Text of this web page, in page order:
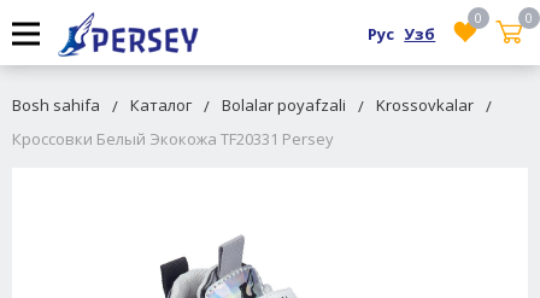
0
0
Рус Узб
Bosh sahifa Каталог Bolalar poyafzali
Krossovkalar
Кроссовки Белый Экокожа TF20331 Persey